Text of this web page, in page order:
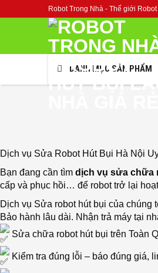
to
Robot Trong Nhà - Thế giới
DANH MỤC SẢN PHẨM
Dịch vụ Sửa Robot Hút Bụi Hà Nội
Bạn đang cần tìm dịch vụ sửa chữa
cấp và phục hồi… để robot trở lại
Dịch vụ Sửa robot hút bụi của
Bảo hành lâu dài. Nhận trả máy tại
Sửa chữa robot hút bụi trên Toàn
Kiểm tra đúng lỗi – báo đúng giá,